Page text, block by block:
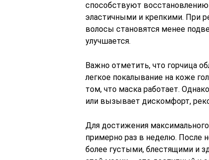
способствуют
эластичными и крепкими. При
волосы становятся менее
улучшается.
Важно отметить, что горчица
легкое покалывание на коже
том, что маска работает.
или вызывает дискомфорт,
Для достижения
примерно раз в неделю. После
более густыми, блестящими и